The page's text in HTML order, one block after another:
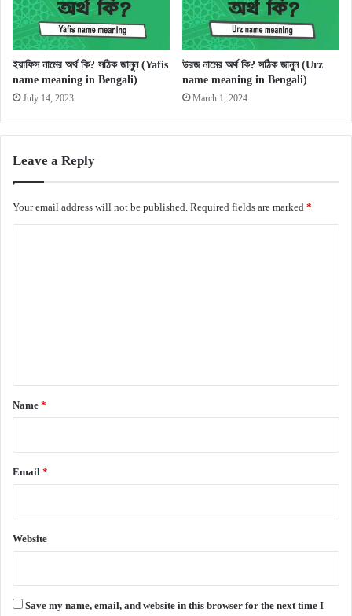
ইয়াফিস নামের অর্থ কি? সঠিক জানুন (Yafis
name meaning in Bengali)
July 14, 2023
উরজ নামের অর্থ কি? সঠিক জানুন (Urz
name meaning in Bengali)
March 1, 2024
Leave a Reply
Your email address will not be published. Required fields are marked *
*
Name *
Email *
Website
Save my name, email, and website in this browser for the next time I